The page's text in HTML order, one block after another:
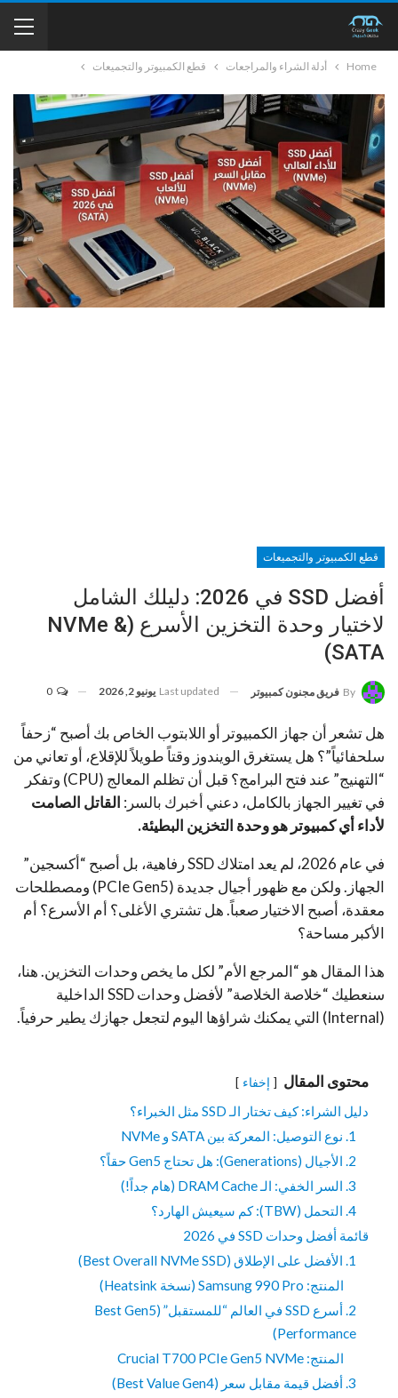
Home أدلة الشراء والمراجعات قطع الكمبيوتر والتجميعات
قطع الكمبيوتر والتجميعات
أفضل SSD في 2026: دليلك الشامل
لاختيار وحدة التخزين الأسرع (NVMe &
SATA)
By فريق مجنون كمبيوتر Last updated يونيو 2, 2026
هل تشعر أن جهاز الكمبيوتر أو اللابتوب الخاص بك أصبح “زحفاً
سلحفائياً”؟ هل يستغرق الويندوز وقتاً طويلاً للإقلاع، أو تعاني من
“التهنيج” عند فتح البرامج؟ قبل أن تظلم المعالج (CPU) وتفكر
في تغيير الجهاز بالكامل، دعني أخبرك بالسر: القاتل الصامت
لأداء أي كمبيوتر هو وحدة التخزين البطيئة.
في عام 2026، لم يعد امتلاك SSD رفاهية، بل أصبح “أكسجين”
الجهاز. ولكن مع ظهور أجيال جديدة (PCIe Gen5) ومصطلحات
معقدة، أصبح الاختيار صعباً. هل تشتري الأغلى؟ أم الأسرع؟ أم
الأكبر مساحة؟
هذا المقال هو “المرجع الأم” لكل ما يخص وحدات التخزين.هنا،
سنعطيك “خلاصة الخلاصة” لأفضل وحدات SSD الداخلية
(Internal) التي يمكنك شراؤها اليوم لتجعل جهازك يطير حرفياً.
محتوى المقال إخفاء
دليل الشراء: كيف تختار الـ SSD مثل الخبراء؟
1. نوع التوصيل: المعركة بين SATA و NVMe
2. الأجيال (Generations): هل تحتاج Gen5 حقاً؟
3. السر الخفي: الـ DRAM Cache (هام جداً!)
4. التحمل (TBW): كم سيعيش الهارد؟
قائمة أفضل وحدات SSD في 2026
1. الأفضل على الإطلاق (Best Overall NVMe SSD)
المنتج: Samsung 990 Pro (نسخة Heatsink)
2. أسرع SSD في العالم “للمستقبل” (Best Gen5
Performance)
المنتج: Crucial T700 PCIe Gen5 NVMe
3. أفضل قيمة مقابل سعر (Best Value Gen4)